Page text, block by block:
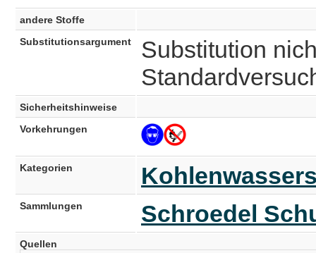
andere Stoffe
Substitutionsargument
Substitution
Sicherheitshinweise
Vorkehrungen
Kategorien
Sammlungen Schroedel
Quellen